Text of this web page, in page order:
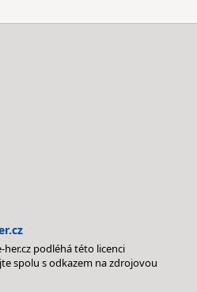
her.cz podléhá této licenci
spolu s odkazem na zdrojovou